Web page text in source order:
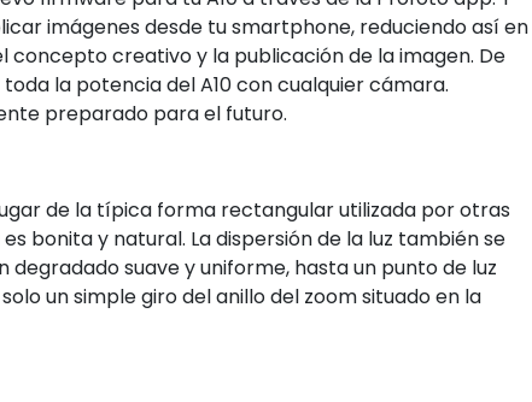
imágenes desde tu smartphone, reduciendo así en
creativo y la publicación de la imagen. De
la potencia del A10 con cualquier cámara.
preparado para el futuro.
de la típica forma rectangular utilizada por otras
bonita y natural. La dispersión de la luz también se
suave y uniforme, hasta un punto de luz
un simple giro del anillo del zoom situado en la